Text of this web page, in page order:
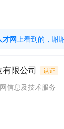
。
，确保直播运
定，策划并执
才网 上看到的，谢
限公司 认证
信息及技术服务